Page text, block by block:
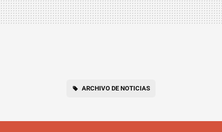
ARCHIVO DE NOTICIAS